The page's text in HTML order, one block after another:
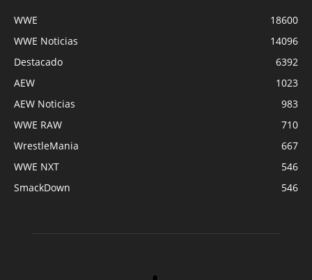
WWE
18600
WWE Noticias
14096
Destacado
6392
AEW
1023
AEW Noticias
983
WWE RAW
710
WrestleMania
667
WWE NXT
546
SmackDown
546